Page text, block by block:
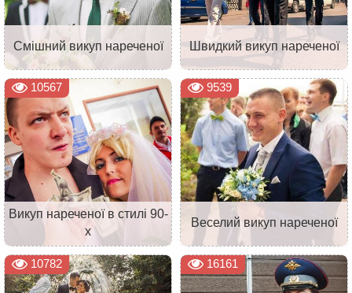
Смішний викуп нареченої Швидкий викуп нареченої
10567
Викуп нареченої в стилі 90-
х
9539
Веселий викуп нареченої
10782 16161